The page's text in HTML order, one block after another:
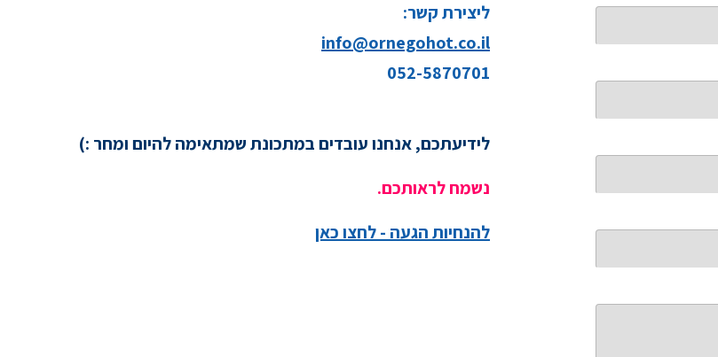
ליצירת קשר:
info@ornegohot.co.il
052-5870701
לידיעתכם, אנחנו עובדים במתכונת שמתאימה להיום ומחר :)
נשמח לראותכם.
להנחיות הגעה - לחצו כאן